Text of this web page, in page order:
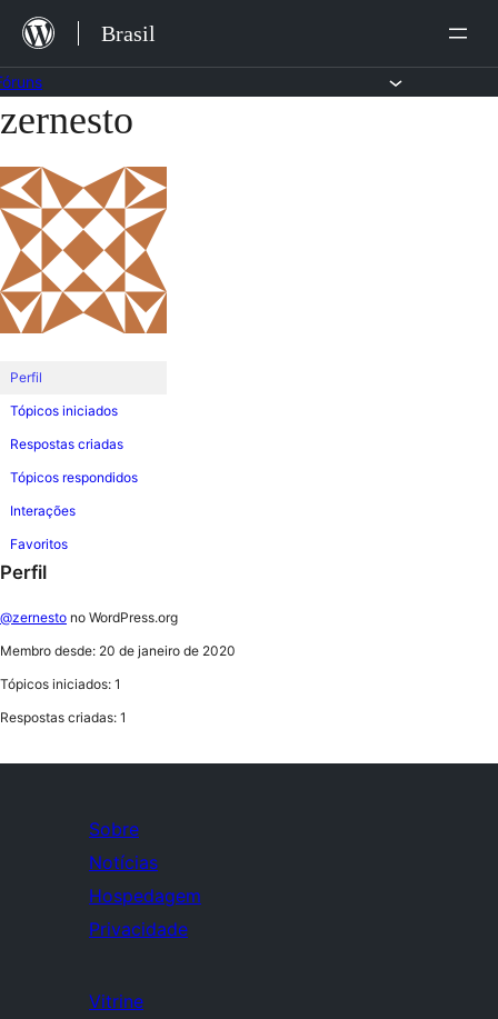
para
o
conteúdo
Brasil
Pular
o
conteúdo
zernesto
Perfil
Tópicos iniciados
Respostas criadas
Tópicos respondidos
Interações
Favoritos
Perfil
@zernesto no WordPress.org
Membro desde: 20 de janeiro de 2020
Tópicos iniciados: 1
Respostas criadas: 1
Sobre
Notícias
Hospedagem
Privacidade
Vitrine